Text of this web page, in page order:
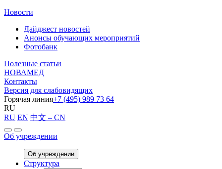
Новости
Дайджест новостей
Анонсы обучающих мероприятий
Фотобанк
Полезные статьи
НОВАМЕД
Контакты
Версия для слабовидящих
Горячая линия+7 (495) 989 73 64
RU
RU EN 中文 – CN
Об учреждении
Об учреждении
Структура